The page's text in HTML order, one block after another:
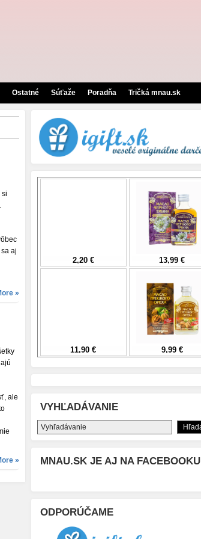
Ostatné Súťaže Poradňa Tričká mnau.sk
si
aj
»
ale
»
VYHĽADÁVANIE
MNAU.SK JE AJ NA FACEBOOKU
ODPORÚČAME